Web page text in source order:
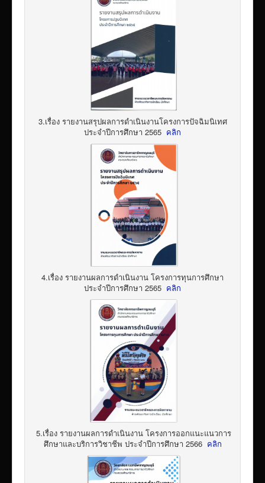
3.เรื่อง รายงานสรุปผลการดำเนินงานโครงการปัจฉิมนิเทศ
ประจำปีการศึกษา 2565 คลิก
4.เรื่อง รายงานผลการดำเนินงาน โครงการทุนการศึกษา
ประจำปีการศึกษา 2565 คลิก
5.เรื่อง รายงานผลการดำเนินงาน โครงการออกแนะแนวการ
ศึกษาและบริการวิชาชีพ ประจำปีการศึกษา 2566 คลิก